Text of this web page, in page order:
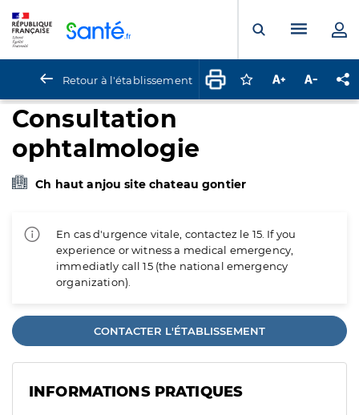
Ouvrir laMenu
Retour à l'établissement Connectez-vous
Augmenter la
Consultation
ophtalmologie
Ch haut anjou site chateau gontier
En cas d'urgence vitale, contactez le 15. If you
experience or witness a medical emergency,
immediatly call 15 (the national emergency
organization).
CONTACTER L'ÉTABLISSEMENT
INFORMATIONS PRATIQUES